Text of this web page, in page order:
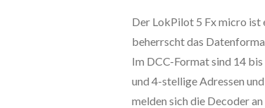
Der LokPilot 5 Fx micro
beherrscht das
Im DCC-Format sind 14
und 4-stellige Adressen
melden sich die Decoder